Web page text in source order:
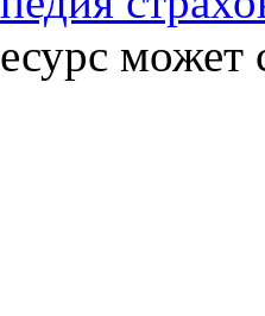
может